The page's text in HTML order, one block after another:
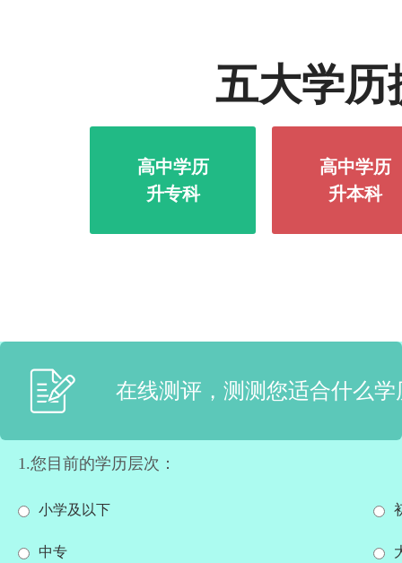
五大学历
高中学历
升专科
高中学历
升本科
在线测评，测测您适合什么
1.您目前的学历层次：
小学及以下
中专